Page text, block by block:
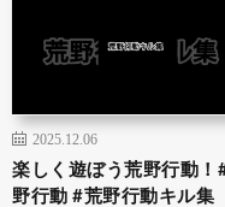
2025.12.06
楽しく遊ぼう荒野行動！
野行動 #荒野行動キル集